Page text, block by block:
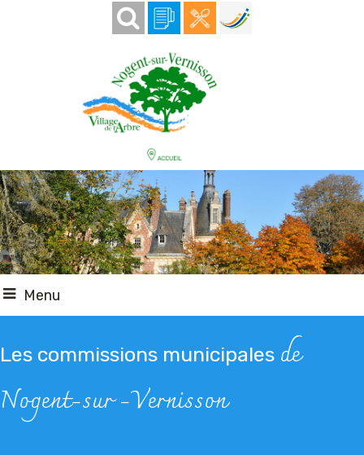
Menu
Les commissions municipales de
Nogent-sur -Vernisson